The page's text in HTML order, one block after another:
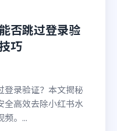
否跳过登录验
巧
登录验证？本文揭秘
全高效去除小红书水
频。...